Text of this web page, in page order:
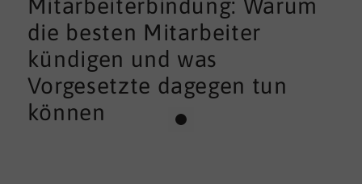
Mitarbeiterbindung: Warum
die besten Mitarbeiter
kündigen und was
Vorgesetzte dagegen tun
können